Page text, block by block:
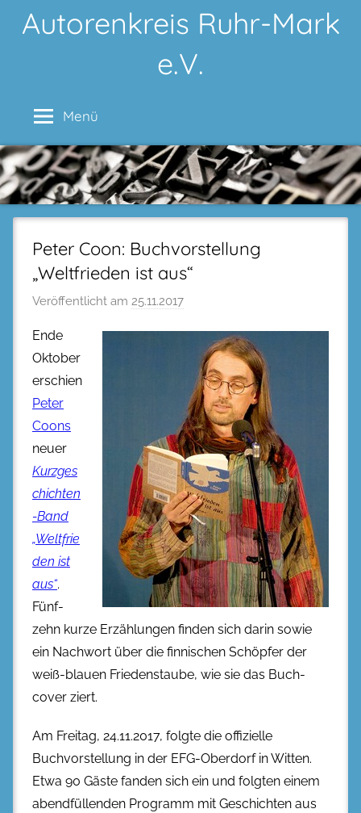
InhaltAutorenkreis Ruhr-Mark
e.V.
Menü
Peter Coon: Buchvorstellung
„Weltfrieden ist aus“
Veröffentlicht am 25.11.2017
Ende
Oktober
erschien
Peter
Coons
neuer
Kurzges
chichten
-Band
„Weltfrie
den ist
aus“.
Fünf­
zehn kurze Erzählungen finden sich da­rin so­wie
ein Nach­wort über die finnischen Schöpfer der
weiß-blau­en Frie­dens­tau­be, wie sie das Buch­
cover ziert.
Am Freitag, 24.11.2017, folgte die offizielle
Buchvorstellung in der EFG-Oberdorf in Witten.
Etwa 90 Gäste fanden sich ein und folgten einem
abendfüllenden Programm mit Geschichten aus